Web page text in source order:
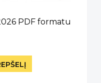
PDF formatu